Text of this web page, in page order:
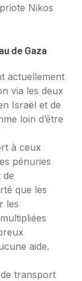
Nikos
de Gaza
actuellement
via les deux
Israël et de
loin d’être
à ceux
pénuries
de
que les
les
aide.
transport